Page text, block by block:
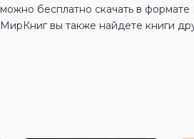
можно бесплатно скачать в
МирКниг вы также найдете книги